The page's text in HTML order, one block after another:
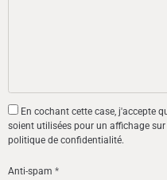
En cochant cette case, j'accepte
soient utilisées pour un affichage
politique de confidentialité.
Anti-spam